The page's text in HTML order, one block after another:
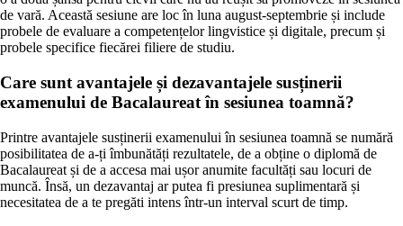
de vară. Această sesiune are loc în luna august-septembrie și include
probele de evaluare a competențelor lingvistice și digitale, precum și
probele specifice fiecărei filiere de studiu.
Care sunt avantajele și dezavantajele susținerii
examenului de Bacalaureat în sesiunea toamnă?
Printre avantajele susținerii examenului în sesiunea toamnă se numără
posibilitatea de a-ți îmbunătăți rezultatele, de a obține o diplomă de
Bacalaureat și de a accesa mai ușor anumite facultăți sau locuri de
muncă. Însă, un dezavantaj ar putea fi presiunea suplimentară și
necesitatea de a te pregăti intens într-un interval scurt de timp.